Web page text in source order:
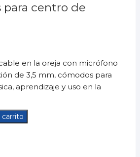
para centro de
en la oreja con micrófono
de 3,5 mm, cómodos para
aprendizaje y uso en la
carrito